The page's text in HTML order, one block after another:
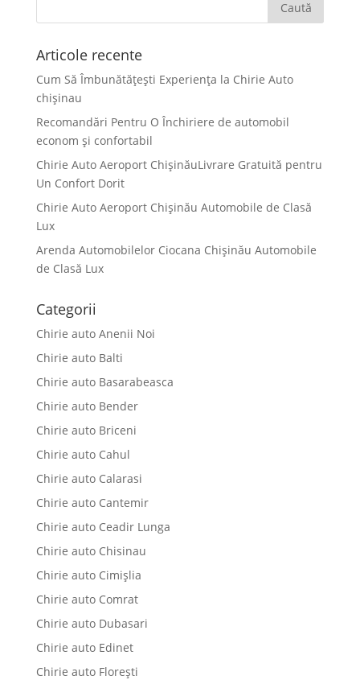
Articole recente
Cum Să Îmbunătățești Experiența la Chirie Auto
chişinau
Recomandări Pentru O Închiriere de automobil
econom și confortabil
Chirie Auto Aeroport ChișinăuLivrare Gratuită pentru
Un Confort Dorit
Chirie Auto Aeroport Chișinău Automobile de Clasă
Lux
Arenda Automobilelor Ciocana Chișinău Automobile
de Clasă Lux
Categorii
Chirie auto Anenii Noi
Chirie auto Balti
Chirie auto Basarabeasca
Chirie auto Bender
Chirie auto Briceni
Chirie auto Cahul
Chirie auto Calarasi
Chirie auto Cantemir
Chirie auto Ceadir Lunga
Chirie auto Chisinau
Chirie auto Cimișlia
Chirie auto Comrat
Chirie auto Dubasari
Chirie auto Edinet
Chirie auto Florești